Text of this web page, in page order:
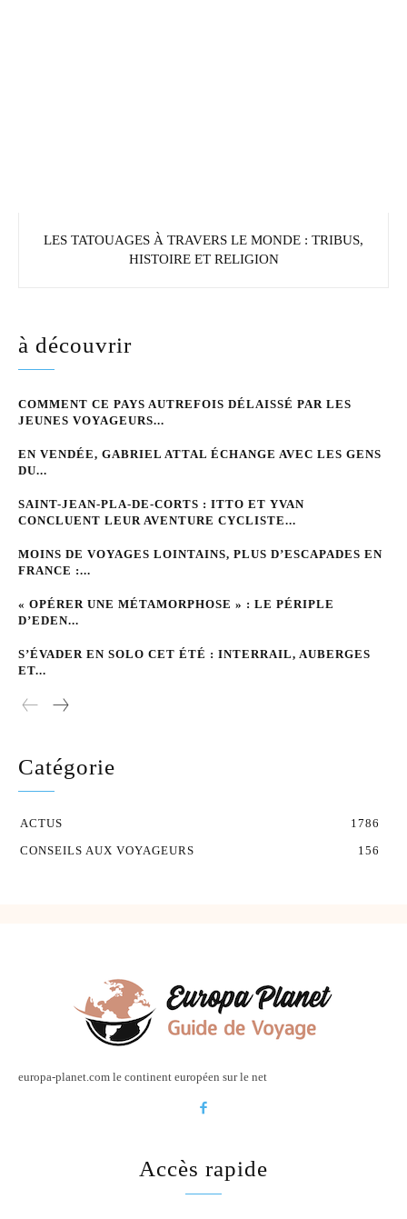
LES TATOUAGES À TRAVERS LE MONDE : TRIBUS,
HISTOIRE ET RELIGION
à découvrir
COMMENT CE PAYS AUTREFOIS DÉLAISSÉ PAR LES
JEUNES VOYAGEURS...
EN VENDÉE, GABRIEL ATTAL ÉCHANGE AVEC LES GENS
DU...
SAINT-JEAN-PLA-DE-CORTS : ITTO ET YVAN
CONCLUENT LEUR AVENTURE CYCLISTE...
MOINS DE VOYAGES LOINTAINS, PLUS D’ESCAPADES EN
FRANCE :...
« OPÉRER UNE MÉTAMORPHOSE » : LE PÉRIPLE
D’EDEN...
S’ÉVADER EN SOLO CET ÉTÉ : INTERRAIL, AUBERGES
ET...
Catégorie
ACTUS
1786
CONSEILS AUX VOYAGEURS
156
europa-planet.com le continent européen sur le net
Accès rapide